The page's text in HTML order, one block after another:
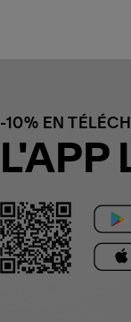
-10% EN
L'APP